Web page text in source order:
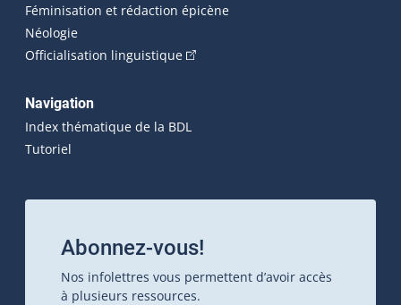
Féminisation et rédaction épicène
Néologie
Officialisation linguistique(Cet hyperlien externe s'ouvrira
Navigation
Index thématique de la BDL
Tutoriel
Abonnez-vous!
Nos infolettres vous permettent d’avoir accès
à plusieurs ressources.